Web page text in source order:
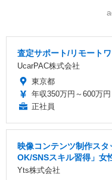
査定サポート/リモート
UcarPAC株式会社
東京都
年収350万円～600万円
正社員
映像コンテンツ制作ス
OK/SNSスキル習得」女
Yts株式会社